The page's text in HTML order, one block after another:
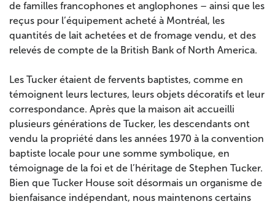
de familles francophones et anglophones – ainsi que les
reçus pour l’équipement acheté à Montréal, les
quantités de lait achetées et de fromage vendu, et des
relevés de compte de la British Bank of North America.
Les Tucker étaient de fervents baptistes, comme en
témoignent leurs lectures, leurs objets décoratifs et leur
correspondance. Après que la maison ait accueilli
plusieurs générations de Tucker, les descendants ont
vendu la propriété dans les années 1970 à la convention
baptiste locale pour une somme symbolique, en
témoignage de la foi et de l’héritage de Stephen Tucker.
Bien que Tucker House soit désormais un organisme de
bienfaisance indépendant, nous maintenons certains